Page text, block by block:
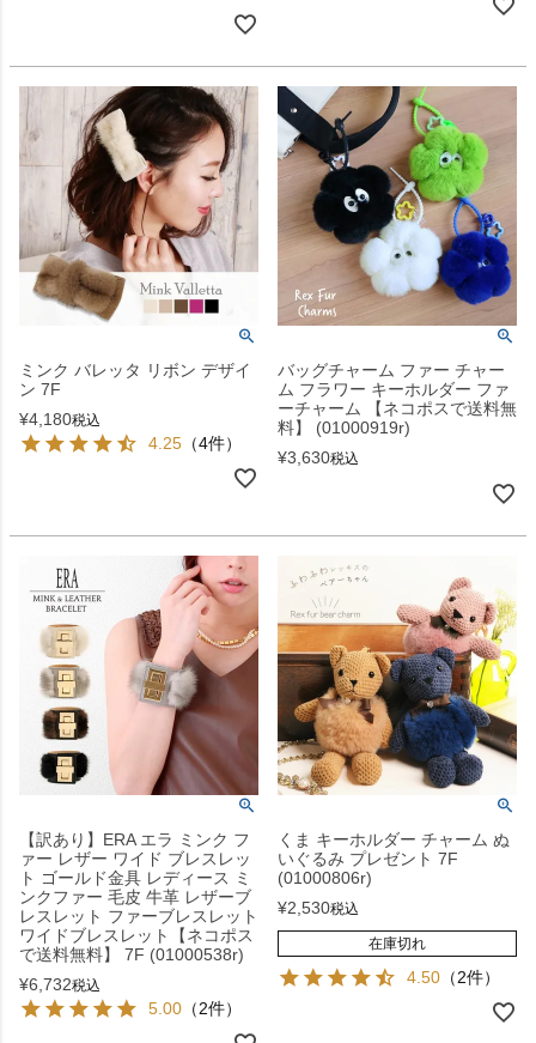
ミンク バレッタ リボン デザイ
ン 7F
¥4,180税込
4.25 （4件）
バッグチャーム ファー チャー
ム フラワー キーホルダー ファ
ーチャーム 【ネコポスで送料無
料】 (01000919r)
¥3,630税込
【訳あり】ERA エラ ミンク フ
ァー レザー ワイド ブレスレッ
ト ゴールド金具 レディース ミ
ンクファー 毛皮 牛革 レザーブ
レスレット ファーブレスレット
ワイドブレスレット【ネコポス
で送料無料】 7F (01000538r)
¥6,732税込
5.00 （2件）
くま キーホルダー チャーム ぬ
いぐるみ プレゼント 7F
(01000806r)
¥2,530税込
在庫切れ
4.50 （2件）